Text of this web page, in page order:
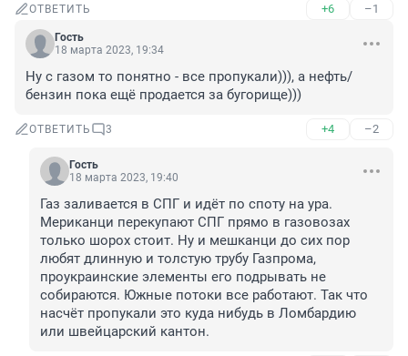
ОТВЕТИТЬ +6 –1
Гость
18 марта 2023, 19:34
Ну с газом то понятно - все пропукали))), а нефть/
бензин пока ещё продается за бугорище)))
ОТВЕТИТЬ 3 +4 –2
Гость
18 марта 2023, 19:40
Газ заливается в СПГ и идёт по споту на ура.
Мериканци перекупают СПГ прямо в газовозах
только шорох стоит. Ну и мешканци до сих пор
любят длинную и толстую трубу Газпрома,
проукраинские элементы его подрывать не
собираются. Южные потоки все работают. Так что
насчёт пропукали это куда нибудь в Ломбардию
или швейцарский кантон.